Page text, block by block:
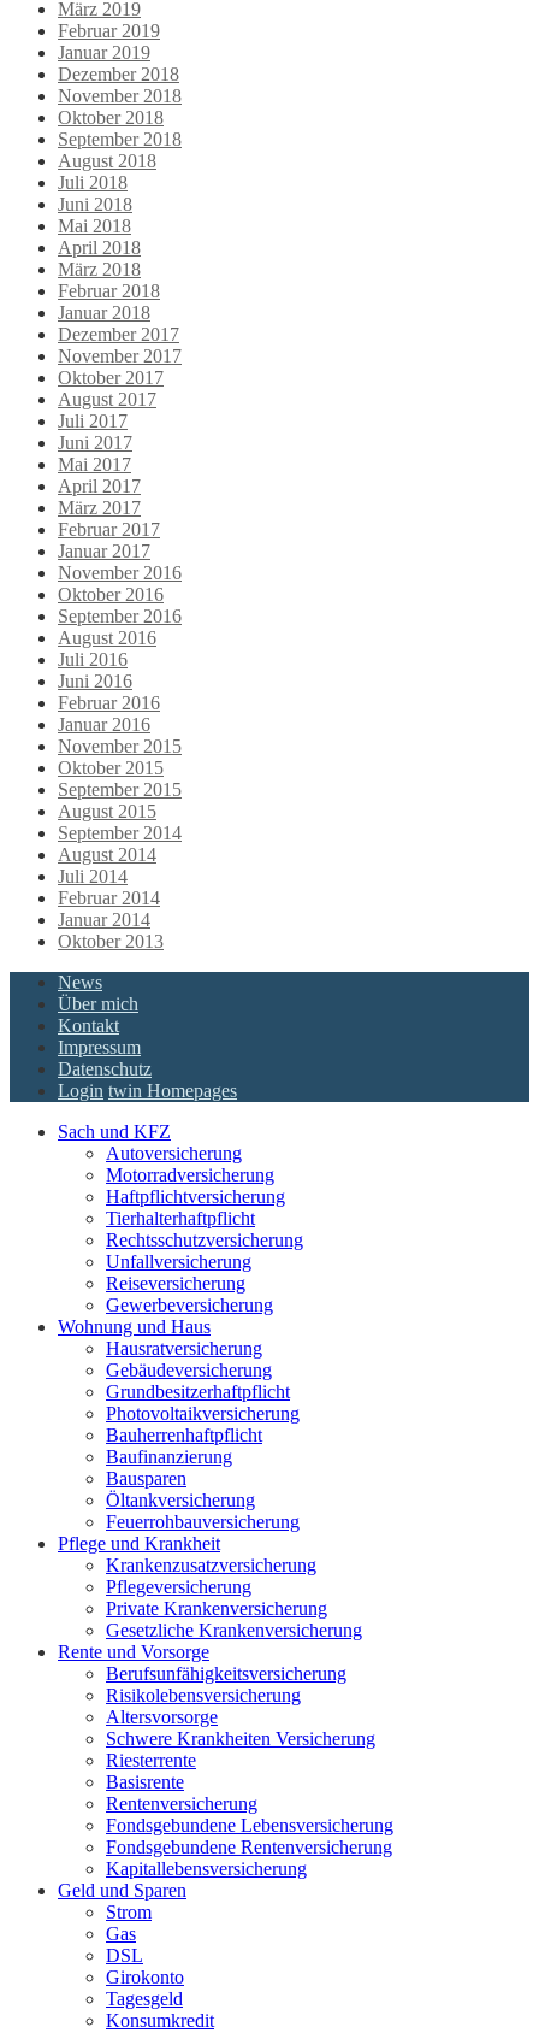
März 2019
Februar 2019
Januar 2019
Dezember 2018
November 2018
Oktober 2018
September 2018
August 2018
Juli 2018
Juni 2018
Mai 2018
April 2018
März 2018
Februar 2018
Januar 2018
Dezember 2017
November 2017
Oktober 2017
August 2017
Juli 2017
Juni 2017
Mai 2017
April 2017
März 2017
Februar 2017
Januar 2017
November 2016
Oktober 2016
September 2016
August 2016
Juli 2016
Juni 2016
Februar 2016
Januar 2016
November 2015
Oktober 2015
September 2015
August 2015
September 2014
August 2014
Juli 2014
Februar 2014
Januar 2014
Oktober 2013
News
Über mich
Kontakt
Impressum
Datenschutz
Login twin Homepages
Sach und KFZ
Autoversicherung
Motorradversicherung
Haftpflichtversicherung
Tierhalterhaftpflicht
Rechtsschutzversicherung
Unfallversicherung
Reiseversicherung
Gewerbeversicherung
Wohnung und Haus
Hausratversicherung
Gebäudeversicherung
Grundbesitzerhaftpflicht
Photovoltaikversicherung
Bauherrenhaftpflicht
Baufinanzierung
Bausparen
Öltankversicherung
Feuerrohbauversicherung
Pflege und Krankheit
Krankenzusatzversicherung
Pflegeversicherung
Private Krankenversicherung
Gesetzliche Krankenversicherung
Rente und Vorsorge
Berufs­unfähigkeitsversicherung
Risikolebensversicherung
Altersvorsorge
Schwere Krankheiten Versicherung
Riesterrente
Basisrente
Rentenversicherung
Fondsgebundene Lebensversicherung
Fondsgebundene Rentenversicherung
Kapitallebensversicherung
Geld und Sparen
Strom
Gas
DSL
Girokonto
Tagesgeld
Konsumkredit